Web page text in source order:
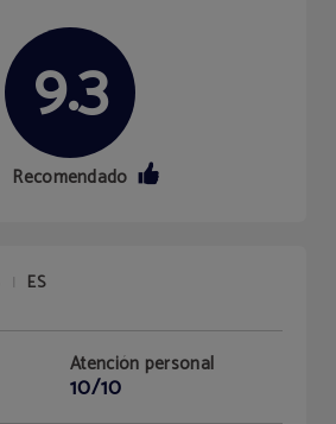
9.3
Recomendado
|
ES
Atención personal
10/10